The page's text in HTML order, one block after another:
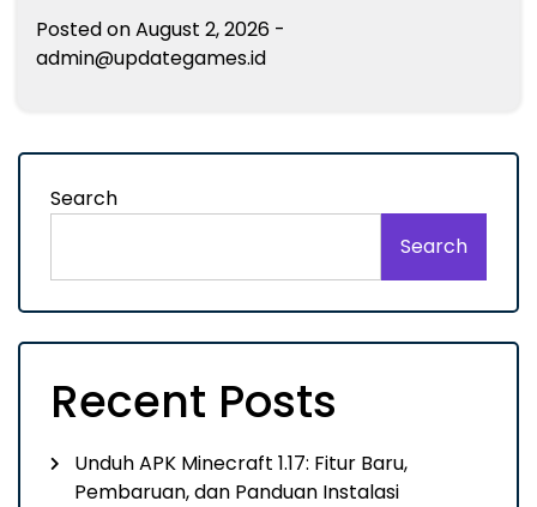
Posted onAugust 2, 2026 -
admin@updategames.id
Search
Search
Recent Posts
Unduh APK Minecraft 1.17: Fitur Baru,
Pembaruan, dan Panduan Instalasi